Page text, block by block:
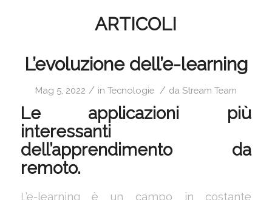
ARTICOLI
L’evoluzione dell’e-learning
Mag 5, 2022 / in Tecnologie / da Stream Team
Le applicazioni più
interessanti
dell’apprendimento da
remoto.
L’e-learning è un campo in costante